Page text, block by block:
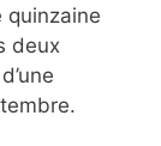
quinzaine
deux